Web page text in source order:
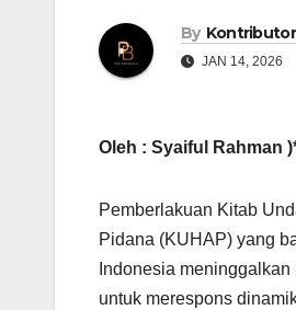
By Kontributor
JAN 14, 2026
Oleh : Syaiful Rahman
Pemberlakuan Kitab
Pidana (KUHAP) yang
Indonesia
untuk merespons